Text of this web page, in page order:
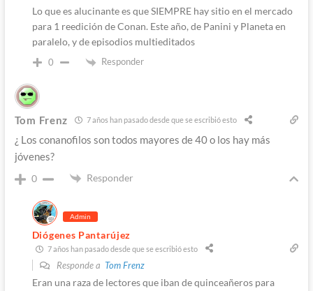
Lo que es alucinante es que SIEMPRE hay sitio en el mercado
para 1 reedición de Conan. Este año, de Panini y Planeta en
paralelo, y de episodios multieditados
0 Responder
Tom Frenz 7 años han pasado desde que se escribió esto
¿ Los conanofilos son todos mayores de 40 o los hay más
jóvenes?
0 Responder
Admin
Diógenes Pantarújez
7 años han pasado desde que se escribió esto
Responde a Tom Frenz
Eran una raza de lectores que iban de quinceañeros para